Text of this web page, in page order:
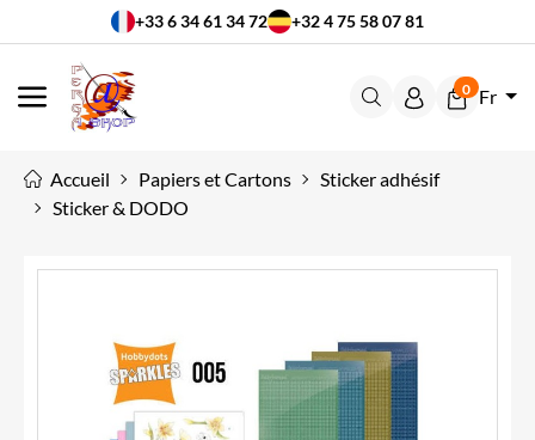
+33 6 34 61 34 72 +32 4 75 58 07 81
MENU
0 Fr
Accueil Papiers et Cartons
Sticker adhésif
Sticker & DODO